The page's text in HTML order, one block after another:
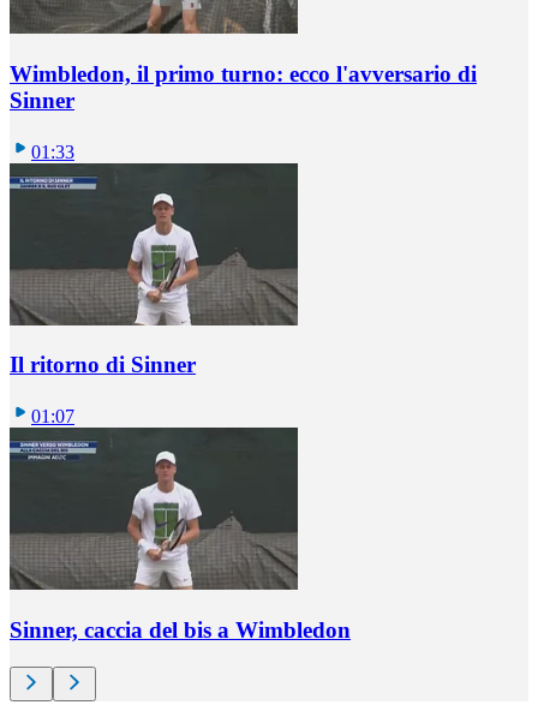
Wimbledon, il primo turno: ecco l'avversario di
Sinner
01:33
Il ritorno di Sinner
01:07
Sinner, caccia del bis a Wimbledon